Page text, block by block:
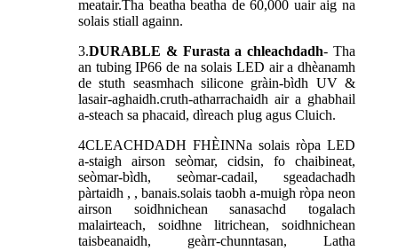
meatair.Tha beatha beatha de 60,000 uair aig na
solais stiall againn.
3.DURABLE & Furasta a chleachdadh- Tha
an tubing IP66 de na solais LED air a dhèanamh
de stuth seasmhach silicone gràin-bìdh UV &
lasair-aghaidh.cruth-atharrachaidh air a ghabhail
a-steach sa phacaid, dìreach plug agus Cluich.
4CLEACHDADH FHÈINNa solais ròpa LED
a-staigh airson seòmar, cidsin, fo chaibineat,
seòmar-bìdh, seòmar-cadail, sgeadachadh
pàrtaidh , , banais.solais taobh a-muigh ròpa neon
airson soidhnichean sanasachd togalach
malairteach, soidhne litrichean, soidhnichean
taisbeanaidh, geàrr-chunntasan, Latha